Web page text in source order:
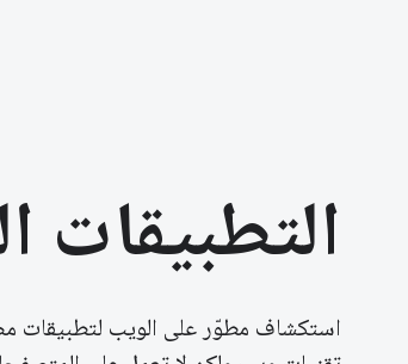
التطبيقات
استكشاف مطوّر على الويب لتطبيقات